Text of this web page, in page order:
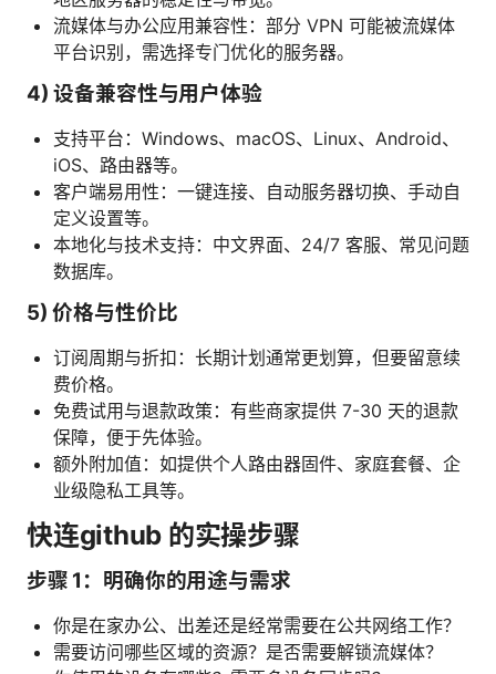
流媒体与办公应用兼容性：部分 VPN 可能被流媒体
平台识别，需选择专门优化的服务器。
4) 设备兼容性与用户体验
支持平台：Windows、macOS、Linux、Android、
iOS、路由器等。
客户端易用性：一键连接、自动服务器切换、手动自
定义设置等。
本地化与技术支持：中文界面、24/7 客服、常见问题
数据库。
5) 价格与性价比
订阅周期与折扣：长期计划通常更划算，但要留意续
费价格。
免费试用与退款政策：有些商家提供 7-30 天的退款
保障，便于先体验。
额外附加值：如提供个人路由器固件、家庭套餐、企
业级隐私工具等。
快连github 的实操步骤
步骤 1：明确你的用途与需求
你是在家办公、出差还是经常需要在公共网络工作？
需要访问哪些区域的资源？是否需要解锁流媒体？